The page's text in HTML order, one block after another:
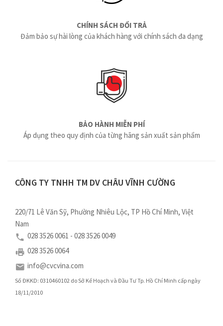
CHÍNH SÁCH ĐỔI TRẢ
Đảm bảo sự hài lòng của khách hàng với chính sách đa dạng
BẢO HÀNH MIỄN PHÍ
Áp dụng theo quy định của từng hãng sản xuất sản phẩm
CÔNG TY TNHH TM DV CHÂU VĨNH CƯỜNG
220/71 Lê Văn Sỹ, Phường Nhiêu Lộc, TP Hồ Chí Minh, Việt
Nam
028 3526 0061 - 028 3526 0049
028 3526 0064
info@cvcvina.com
Số ĐKKD: 0310460102 do Sở Kế Hoạch và Đầu Tư Tp. Hồ Chí Minh cấp ngày
18/11/2010